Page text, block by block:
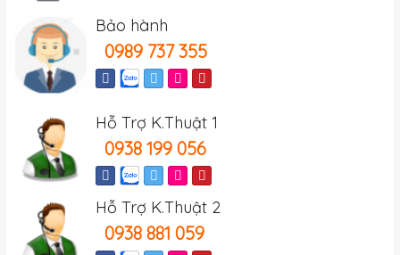
Bảo hành
0989 737 355
Hỗ Trợ K.Thuật 1
0938 199 056
Hỗ Trợ K.Thuật 2
0938 881 059